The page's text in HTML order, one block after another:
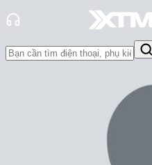
Đánh Giá - Trên Tay
Đánh Giá - Trên Tay
Hỏi đáp